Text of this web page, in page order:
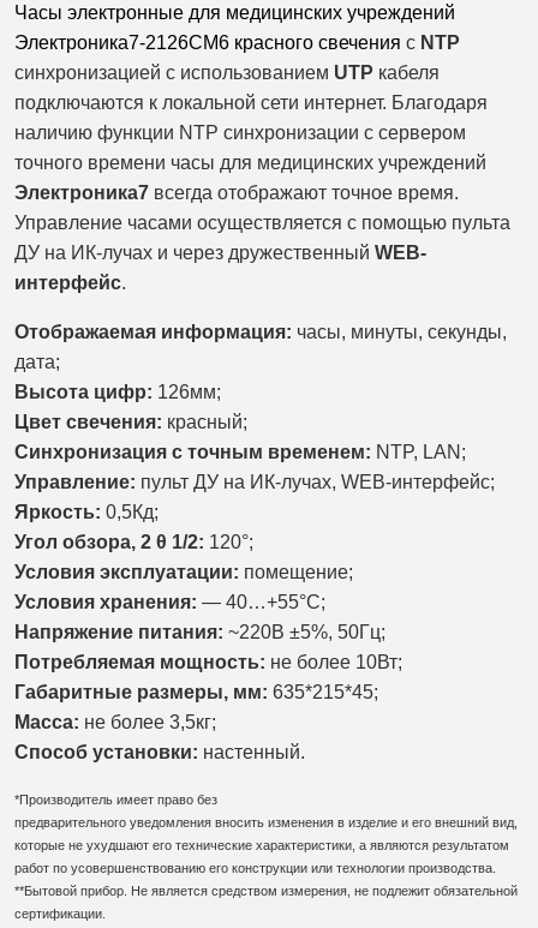
Часы электронные для медицинских учреждений
Электроника7-2126СМ6 красного свечения с NTP
синхронизацией с использованием UTP кабеля
подключаются к локальной сети интернет. Благодаря
наличию функции NTP синхронизации с сервером
точного времени часы для медицинских учреждений
Электроника7 всегда отображают точное время.
Управление часами осуществляется с помощью пульта
ДУ на ИК-лучах и через дружественный WEB-
интерфейс.
Отображаемая информация: часы, минуты, секунды,
дата;
Высота цифр: 126мм;
Цвет свечения: красный;
Синхронизация с точным временем: NTP, LAN;
Управление: пульт ДУ на ИК-лучах, WEB-интерфейс;
Яркость: 0,5Кд;
Угол обзора, 2 θ 1/2: 120°;
Условия эксплуатации: помещение;
Условия хранения: — 40…+55°С;
Напряжение питания: ~220В ±5%, 50Гц;
Потребляемая мощность: не более 10Вт;
Габаритные размеры, мм: 635*215*45;
Масса: не более 3,5кг;
Способ установки: настенный.
*Производитель имеет право без
предварительного уведомления вносить изменения в изделие и его внешний вид,
которые не ухудшают его технические характеристики, а являются результатом
работ по усовершенствованию его конструкции или технологии производства.
**Бытовой прибор. Не является средством измерения, не подлежит обязательной
сертификации.